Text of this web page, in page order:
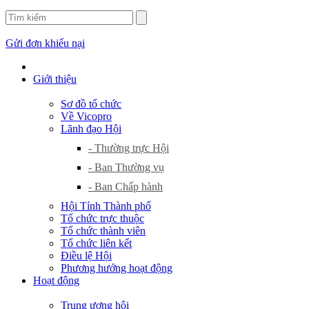
Gửi đơn khiếu nại
Giới thiệu
Sơ đồ tổ chức
Về Vicopro
Lãnh đạo Hội
- Thường trực Hội
- Ban Thường vụ
- Ban Chấp hành
Hội Tỉnh Thành phố
Tổ chức trực thuộc
Tổ chức thành viên
Tổ chức liên kết
Điều lệ Hội
Phương hướng hoạt động
Hoạt động
Trung ương hội